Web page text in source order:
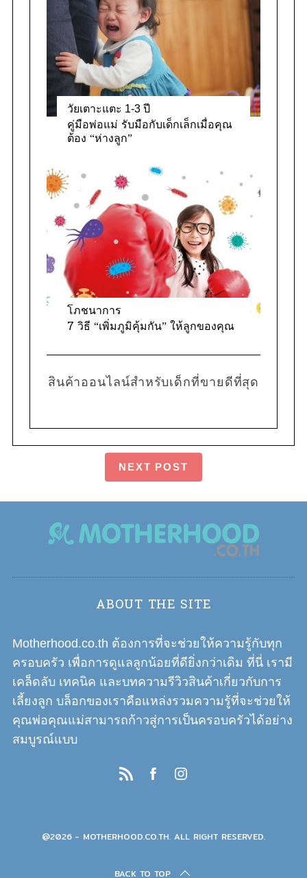
วัยเตาะแตะ 1-3 ปี
คู่มือพ่อแม่ รับมือกับเด็กเล็กเมื่อคุณ
ต้อง “ห่างลูก”
โภชนาการ
7 วิธี “เพิ่มภูมิคุ้มกัน” ให้ลูกของคุณ
สินค้าออนไลน์สำหรับเด็กที่ขายดีที่สุด
NEXT POST
ABOUT THE SITE
Motherhood.co.th ต้องการที่จะช่วยให้ความรู้กับทุก
ครอบครัว เพื่อการดูแลลูกน้อยที่ดียิ่งกว่าเดิม ที่นี่ เรามี
เคล็ดลับ เทคนิค และบทความรีวิวสินค้าเกี่ยวกับการ
เลี้ยงลูก บล็อกของเราคือแหล่งรวมความรู้ที่จะช่วยให้
คุณพ่อคุณแม่สามารถก้าวสู่การเป็นครอบครัวได้อย่าง
สมบูรณ์แบบ
@2026 - MOTHERHOOD.CO.TH. ALL RIGHT RESERVED.
BACK TO TOP